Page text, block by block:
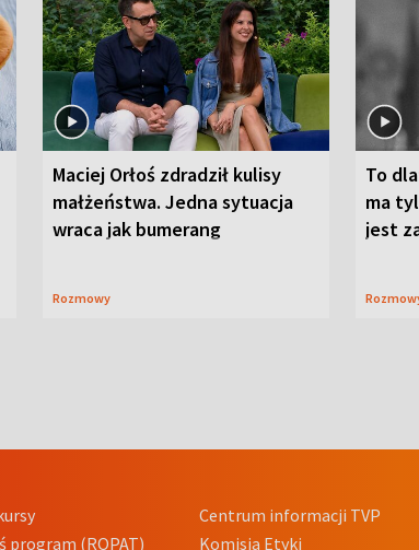
Maciej Orłoś zdradził kulisy
małżeństwa. Jedna sytuacja
wraca jak bumerang
Rozmowy
To
ma
jest
program (ROPAT)
Centrum informacji TVP
Komisja Etyki